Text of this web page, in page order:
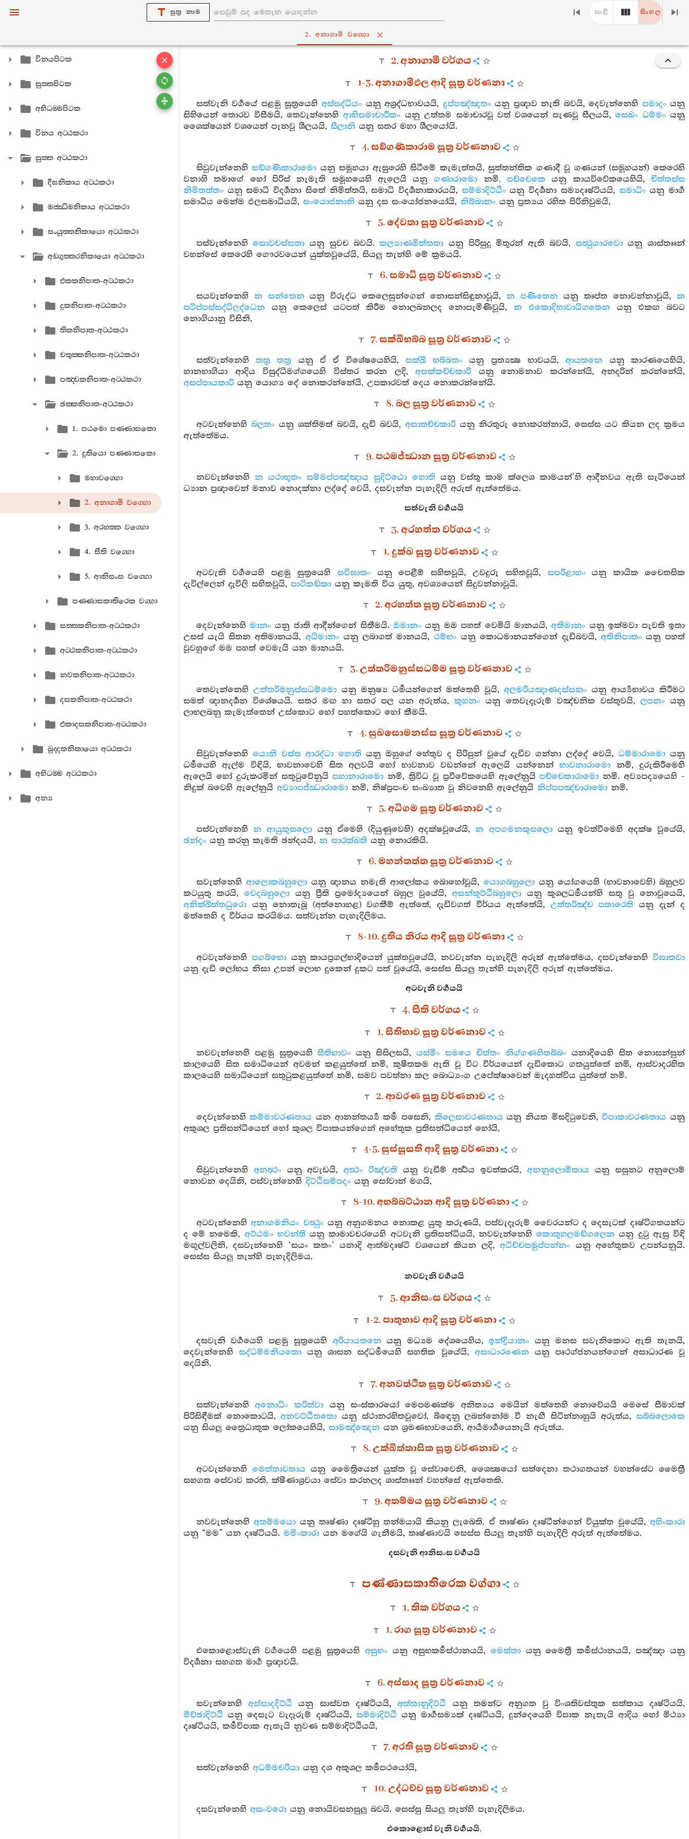
සූත්‍ර නාම පාළි සිංහල
2. අනාගාමි වග‍්ගො
විනයපිටක
සුත‍්තපිටක
අභිධම‍්මපිටක
විනය අට‍්ඨකථා
සුත‍්ත අට‍්ඨකථා
දීඝනිකාය අට‍්ඨකථා
මජ‍්ඣිමනිකාය අට‍්ඨකථා
සංයුත‍්තනිකායො අට‍්ඨකථා
අඞ‍්ගුත‍්තරනිකායො අට‍්ඨකථා
එකකනිපාත-අට‍්ඨකථා
දුකනිපාත-අට‍්ඨකථා
තිකනිපාත-අට‍්ඨකථා
චතුක‍්කනිපාත-අට‍්ඨකථා
පඤ‍්චකනිපාත-අට‍්ඨකථා
ඡක‍්කනිපාත-අට‍්ඨකථා
1. පඨමො පණ‍්ණාසකො
2. දූතියො පණ‍්ණාසකො
මහාවග‍්ගො
2. අනාගාමි වග‍්ගො
3. අරහත‍්ත වග‍්ගො
4. සීති වග‍්ගො
5. ආනිසංස වග‍්ගො
පණ‍්ණාසකාතිරෙක වග‍්ගා
සත‍්තකනිපාත-අට‍්ඨකථා
අට‍්ඨකනිපාත-අට‍්ඨකථා
නවකනිපාත-අට‍්ඨකථා
දසකනිපාත-අට‍්ඨකථා
එකාදසකනිපාත-අට‍්ඨකථා
ඛුද‍්දකනිකායො අට‍්ඨකථා
අභිධම‍්ම අට‍්ඨකථා
අන්‍ය
2. අනාගාමී වර්ගය
1-3. අනාගාමිඵල ආදි සූත්‍ර වර්ණනා
සත්වැනි වර්‍ගයේ පළමු සූත්‍රයෙහිඅස්සද්ධියං යනු අශ්‍රද්ධභාවයයි, දුප්පඤ්ඤතංයනු ප්‍රඥාව නැති බවයි, දෙවැන්නෙහි පමාදංයනු
සිහියෙන් තොරව විසීමයි, තෙවැන්නෙහිආභිසමාචාරීකං යනු උත්තම සමාචාරවූ වත් වශයෙන් පැණවූ සීලයයි,සෙඛං ධම්මංයනු
ශෛක්ෂයන් වශයෙන් පැනවූ ශීලයයි, සීලානි යනු සතර මහා ශීලයෝයි.
4. සඞ්ගණිකාරාම සූත්‍ර වර්ණනාව
සිවුවැන්නෙහිසඞ්ගණිකාරාමො යනු සමූහයා ඇසුරෙහි සිටීමේ කැමැත්තයි, සුත්තන්තික ගණාදී වූ ගණයන් (සමූහයන්) කෙරෙහි
වනාහි තමාගේ හෝ පිරිස් නැමැති සමූහයෙහි ඇලෙයි යනුගණාරාමො නමි, පච්චෙකෙ යනු කායවිවේකයෙහියි,චිත්තස්ස
නිමිතත්තං යනු සමාධි විදර්‍ශනා සිතේ නිමිත්තයි, සමාධි විදර්‍ශනාකාරයයි, සම්මාදිට්ඨිංයනු විදර්‍ශනා සම්‍යදෘෂ්ටියයි, සමාධිංයනු මාර්‍ග
සමාධිය මෙන්ම ඵලසමාධියයි, සංයොජනානි යනු දස සංයෝජනයෝයි, නිබ්බානං යනු ප්‍රත්‍යය රහිත පිරිනිවුමයි,
5. දේවතා සූත්‍ර වර්ණනාව
පස්වැන්නෙහිසොවචස්සතා යනු සුවච බවයි.කල්‍යාණමිත්තතා යනු පිරිසුදු මිතුරන් ඇති බවයි, සත්‍ථුගාරවොයනු ශාස්තෲන්
වහන්සේ කෙරෙහි ගෞරවයෙන් යුක්තවූයේයි, සියලු තැන්හි මේ ක්‍රමයයි.
6. සමාධි සූත්‍ර වර්ණනාව
සයවැන්නෙහි න සන්තෙන යනු විරුද්ධ කෙලෙසුන්ගෙන් නොසන්සිඳුනාවූයි,න පණිතෙන යනු තෘප්ත නොවන්නාවූයි,න
පටිප්පස්සද්ධිලද්ධෙන යනු කෙලෙස් යටපත් කිරීම නොලබනලද නොපැමිණිවූයි, න එකොදිභාවාධිගතෙන යනු එකඟ බවට
නොගියානු විසිනි,
7. සක්ඛිභබ්බ සූත්‍ර වර්ණනාව
සත්වැන්නෙහි තත්‍ර තත්‍ර යනු ඒ ඒ විශේෂයෙහියි, සක්ඛි භබ්බතං යනු ප්‍රත්‍යක්‍ෂ භාවයයි,ආයතනෙ යනු කාරණයෙහියි,
හානභාගියා ආදිය විසුද්ධිමග්ගයෙහි විස්තර කරන ලදි,අසක්කච්චකාරි යනු නොමනාව කරන්නේයි, අනදරින් කරන්නේයි,
අසප්පායකාරියනු යොග්‍ය දේ නොකරන්නේයි, උපකාරවත් දෙය නොකරන්නේයි.
8. බල සූත්‍ර වර්ණනාව
අටවැන්නෙහි බලතංයනු ශක්තිමත් බවයි, දැඩි බවයි, අසාතච්චකාරියනු නිරතුරු නොකරන්නායි, සෙස්ස යට කියන ලද ක්‍රමය
ඇත්තේමය.
9. පඨමජ්ඣාන සූත්‍ර වර්ණනාව
නවවැන්නෙහි න යථාභූතං සම්මප්පඤ්ඤාය සුදිට්ඨො හොති යනු වස්තූ කාම ක්ලෙශ කාමයන්’හි ආදීනවය ඇති සැටියෙන්
ධ්‍යාන ප්‍රඥාවෙන් මනාව නොදක්නා ලද්දේ වෙයි, දසවැන්න පැහැදිලි අරුත් ඇත්තේමය.
සත්වැනි වර්‍ගයයි
3. අරහත්ත වර්ගය
1. දුක්ඛ සූත්‍ර වර්ණනාව
අටවැනි වර්‍ගයෙහි පළමු සුත්‍රයෙහි සවිඝාතං යනු පෙළීම් සහිතවූයි, උවදුරු සහිතවූයි, සපරිළාහංයනු කායික චෛතසික
දැවිල්ලෙන් දැවිලි සහිතවූයි, පාටිකඞ්කා යනු කැමති විය යුතු, අවශ්‍යයෙන් සිදුවන්නාවූයි.
2. අරහත්ත සූත්‍ර වර්ණනාව
දෙවැන්නෙහිමානංයනු ජාති ආදීන්ගෙන් සිතීමයි.ඔමානං යනු මම පහත් වෙමියි මානයයි,අතිමානං යනු ඉක්මවා පැවති ඉතා
උසස් යැයි සිතන අතිමානයයි, අධිමානංයනු ලබාගත් මානයයි,ථම්භං යනු කොධමානයන්ගෙන් දැඩිබවයි, අතිනිපාතං යනු පහත්
වූවහුගේ මම පහත් වෙමැයි යන මානයයි.
3. උත්තරිමනුස්සධම්ම සූත්‍ර වර්ණනාව
තෙවැන්නෙහි උත්තරිමනුස්සධම්මොයනු මනුෂ්‍ය ධර්‍මයන්ගෙන් මත්තෙහි වූයි, අලමරියඤාණදස්සනං යනු ආර්‍ය්‍යභාවය කිරීමට
සමත් ඥානදර්‍ශන විශේෂයයි. සතර මඟ හා සතර පල යන අරුත්ය,කුහනං යනු තෙවැදෑරුම් වඤ්චනික වස්තුවයි, ලපනංයනු
ලාභලබනු කැමැත්තෙන් උස්කොට හෝ පහත්කොට හෝ කීමයි.
4. සුඛසොමනස්ස සූත්‍ර වර්ණනාව
සිවුවැන්නෙහි යොනි වස්ස ආරද්ධා හොති යනු ඔහුගේ හේතුව ද පිරිපුන් වූයේ දැඩිව ගන්නා ලද්දේ වෙයි, ධම්මාරාමොයනු
ධර්‍මයෙහි ඇල්ම විඳියි, භාවනාවෙහි සිත අලවයි හෝ භාවනාව වඩන්නේ ඇලෙයි යන්නෙන්භාවනාරාමො නමි, දුරුකිරීමෙහි
ඇලෙයි හෝ දුරුකරමින් සතුටුවේනුයිපහානාරාමො නමි, ත්‍රිවිධ වූ ප්‍රවීවේකයෙහි ඇලේනුයිපච්චෙකාරාමො නමි. අව්‍යපද්‍යයෙහි -
නිදුක් බවෙහි ඇලේනුයි අව්‍යාපජ්ඣාරාමො නමි, නිෂ්ප්‍රපංච සංඛ්‍යාත වූ නිවනෙහි ඇලේනුයි නිප්පපඤ්චාරාමො නමි.
5. අධිගම සූත්‍ර වර්ණනාව
පස්වැන්නෙහි න ආයුකුසලොයනු ඒමෙහි (දියුණුවෙහි) අදක්ෂවූයේයි,න අපගමනකුසලොයනු ඉවත්වීමෙහි අදක්ෂ වූයේයි,
ඡන්දං යනු කරනු කැමති ඡන්දයයි, න සාරක්ඛති යනු නොරකියි.
6. මහන්තත්ත සූත්‍ර වර්ණනාව
සවැන්නෙහි ආලොකබහුලොයනු ඥානය නමැති ආලෝකය බොහෝවූයි, යොගබහුලොයනු යෝගයෙහි (භාවනාවෙහි) බහුලව
කටයුතු කරයි, වෙදබහුලො යනු ප්‍රීති ප්‍රමෝද්‍යයෙන් බහුල වූයේයි, අසන්තුට්ඨිබහුලො යනු කුශලධර්‍මයන්හි සතු වු නොවූයෙයි,
අනික්ඛිත්තධුරො යනු නොතැබූ (අත්නොහළ) වගකීම් ඇත්තේ, දැඩිවගත් වීර්යය ඇත්තේයි, උත්තරිඤ්ච පතාරෙති යනු දැන් ද
මත්තෙහි ද වීර්යය කරයිමය. සත්වැන්න පැහැදිලිමය.
8-10. දුතිය නිරය ආදි සූත්‍ර වර්ණනා
අටවැන්නෙහි පගබ්භොයනු කායප්‍රගල්භාදියෙන් යුක්තවූයේයි, නවවැන්න පැහැදිලි අරුත් ඇත්තේමය, දසවැන්නෙහි විඝාතවා
යනු දැඩි ලෝභය නිසා උපන් ලොභ දුකෙන් දුකට පත් වූයේයි, සෙස්ස සියලු තැන්හි පැහැදිලි අරුත් ඇත්තේමය.
අටවැනි වර්‍ගයයි
4. සීති වර්ගය
1. සීතිභාව සූත්‍ර වර්ණනාව
නවවැන්නෙහි පළමු සූත්‍රයෙහිසීතිභාවං යනු සිසිලසයි,යස්මිං සමයෙ චිත්තං නිග්ගණහිතබ්බං යනාදියෙහි සිත නොසන්සුන්
කාලයෙහි සිත සමාධියෙන් අවමන් කළයුත්තේ නමි, කුෂීතකම ඇති වූ විට වීර්යයෙන් දැඩිකොට ගතයුත්තේ නමි, ආස්වාදරහිත
කාලයෙහි සමාධියෙන් සතුටුකළයුත්තේ නමි, සමව පවත්නා කල බොධ්‍යංග උපේක්ෂාවෙන් මැදහත්විය යුත්තේ නමි.
2. ආවරණ සූත්‍ර වර්ණනාව
දෙවැන්නෙහිකම්මාවරණතාය යන ආනන්තර්‍ය්‍ය කර්‍ම පසෙනි, කිලෙසාවරණතාය යනු නියත මිසදිටුවෙනි,විපාකාවරණතාය යනු
අකුශල ප්‍රතිසන්ධියෙන් හෝ කුශල විපාකයන්ගෙන් අහේතුක ප්‍රතිසන්ධියෙන් හෝයි,
4-5. සුස්සූසති ආදි සූත්‍ර වර්ණනා
සිවුවැන්නෙහි අනත්‍ථංයනු අවැඩයි,අත්‍ථං රිඤ්චති යනු වැඩීම් අර්‍ත්‍ථය ඉවත්කරයි,අනනුලොමිකාය යනු සසුනට අනුලොම්
නොවන දෙයිනි, පස්වැන්නෙහි දිට්ඨිසම්පදං යනු සෝවාන් මගයි,
8-10. අභබ්බට්ඨාන ආදි සූත්‍ර වර්ණනා
අටවැන්නෙහිඅනාගමනියං වත්‍ථුං යනු අනුගමනය නොකළ යුතු කරුණයි, පස්වැදෑරුම් වෛරයන්ට ද දෙසැටක් දෘෂ්ටිගතයන්ට
ද මේ නමෙකි, අට්ඨමං භවන්ති යනු කාමාවචරයෙහි අටවැනි ප්‍රතිසන්ධියයි, නවවැන්නෙහිකොතුහලමඞ්ගලෙන යනු දුටු ඇසු විඳි
මඟුල්වලිනි, දසවැන්නෙහි ‘සයං කතං’ යනාදි ආත්මදෘෂ්ටි වශයෙන් කියන ලදි,අධිච්චසමුප්පන්නං යනු අහේතුකව උපන්යනුයි.
සෙස්ස සියලු තැන්හි පැහැදිලිමය.
නවවැනි වර්‍ගයයි
5. ආනිසංස වර්ගය
1-2. පාතුභාව ආදි සූත්‍ර වර්ණනා
දසවැනි වර්‍ගයෙහි පළමු සූත්‍රයෙහි අරියායතනෙ යනු මධ්‍යම දේශයෙහිය,ඉන්ද්‍රියානං යනු මනස සවැනිකොට ඇති තැනයි,
දෙවැන්නෙහිසද්ධම්මනියතො යනු ශාසන සද්ධර්‍මයෙහි සහතික වූයේයි, අසාධාරණෙන යනු පෘථග්ජනයන්ගෙන් අසාධාරණ වූ
දෙයිනි.
7. අනවත්ථිත සූත්‍ර වර්ණනාව
සත්වැන්නෙහිඅනොධිං කරිත්වා යනු සංස්කාරයෝ මෙපමණක්ම අනිත්‍යය මෙයින් මත්තෙහි නොවේයයි මෙසේ සීමාවක්
පිරිසිඳීමක් නොකොටයි,අනවට්ඨිතතො යනු ස්ථානරහිතවූවෝ, බිඳෙනු ලබන්නෝම වී නැඟී සිටින්නාහුයි අරුත්ය,සබ්බලොකෙ
යනු සියලු ත්‍රෛධාතුක ලෝකයෙහියි, සාමඤ්ඤෙන යන ශ්‍රමණභාවයෙනි, ආර්‍යමාර්‍ගයෙනැයි අරුත්ය.
8. උක්ඛිත්තාසික සූත්‍ර වර්ණනාව
අටවැන්නෙහි මෙත්තාවතායයනු මෛත්‍රියෙන් යුක්ත වූ සේවාවෙනි, ශෛක්‍ෂයෝ සත්දෙනා තථාගතයන් වහන්සේට මෛත්‍රී
සහගත සේවාව කරති. ක්ෂීණාශ්‍රවයා සේවා කරනලද ශාස්තෲන් වහන්සේ ඇත්තෙකි.
9. අතම්මය සූත්‍ර වර්ණනාව
නවවැන්නෙහි අතම්මයොයනු තෘෂ්ණා දෘෂ්ටීහු තන්මයායි කියනු ලැබෙති. ඒ තෘෂ්ණා දෘෂ්ටීන්ගෙන් වියුක්ත වූයේයි,අහිංකාරා
යනු “මම” යන දෘෂ්ටියයි. මමිංකාරා යන මගේයි ගැනීමයි, තෘෂ්ණාවයි සෙස්ස සියලු තැන්හි පැහැදිලි අරුත් ඇත්තේමය.
දසවැනි ආනිසංස වර්‍ගයයි
පණ්ණාසකාතිරෙක වග්ගා
1. තික වර්ගය
1. රාග සූත්‍ර වර්ණනාව
එකොළොස්වැනි වර්‍ගයෙහි පළමු සූත්‍රයෙහිඅසුභං යනු අසුභකර්‍මස්ථානයයි, මෙත්තායනු මෛත්‍රී කර්‍මස්ථානයයි, පඤ්ඤා යනු
විදර්‍ශනා සහගත මාර්‍ග ප්‍රඥාවයි.
6. අස්සාද සූත්‍ර වර්ණනාව
සවැන්නෙහි අස්සාදදිට්ඨියනු සාස්වත දෘෂ්ටියයි,අත්තානුදිට්ඨි යනු තමන්ට අනුගත වු විංශතිවස්තුක සත්කාය දෘෂ්ටියයි,
මිච්ඡාදිට්ඨි යනු දෙසැට වැදෑරුම් දෘෂ්ටියයි, සම්මාදිට්ඨි යනු මාර්‍ගසම්‍යක් දෘෂ්ටියයි, දුන්දෙයෙහි විපාක නැතැයි ආදිය හෝ මිථ්‍යා
දෘෂ්ටියයි, කර්‍මවිපාක ඇතැයි නුවණ සම්මාදිට්ඨියයි,
7. අරති සූත්‍ර වර්ණනාව
සත්වැන්නෙහි අධම්මචරියායනු දශ අකුශල කර්‍මපථයෝයි,
10. උද්ධච්ච සූත්‍ර වර්ණනාව
දසවැන්නෙහි අසංවරොයනු නොයිවසනසුලු බවයි. සෙස්සු සියලු තැන්හි පැහැදිලිමය.
එකොළොස් වැනි වර්‍ගයයි.